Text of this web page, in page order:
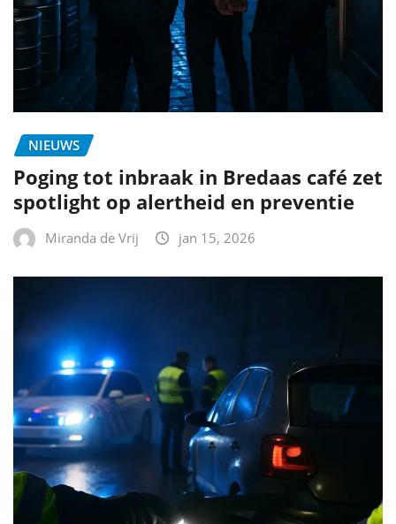
NIEUWS
Poging tot inbraak in Bredaas café zet
spotlight op alertheid en preventie
Miranda de Vrij jan 15, 2026